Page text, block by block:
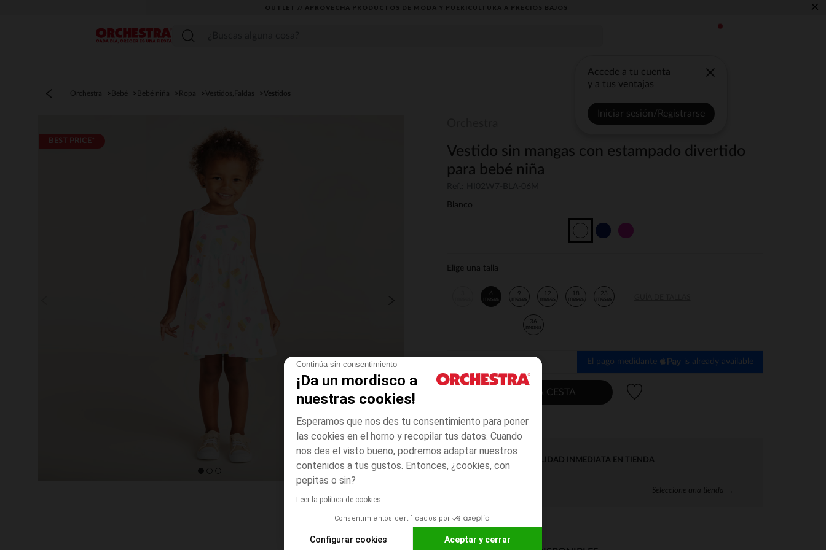
Continúa sin consentimiento
¡Da un mordisco a
nuestras cookies!
Esperamos que nos des tu consentimiento para poner
las cookies en el horno y recopilar tus datos. Cuando
nos des el visto bueno, podremos adaptar nuestros
contenidos a tus gustos. Entonces, ¿cookies, con
pepitas o sin?
Leer la política de cookies
Consentimientos certificados por
Configurar cookies Aceptar y cerrar
OUTLET // APROVECHA PRODUCTOS DE MODA Y PUERICULTURA A PRECIOS BAJOS ×
Menú
Accede a tu cuenta
y a tus ventajas
Iniciar sesión/Registrarse
Orchestra Bebé Bebé niña Ropa Vestidos,Faldas Vestidos
BEST PRICE*
Vestido sin mangas con estampado divertido
para bebé niña
Blanco
Elige una talla
6
meses
9
meses
12
meses
18
meses
23
meses
36
meses
El pago medidante is already available
AÑADIR A LA CESTA
DISPONIBILIDAD INMEDIATA EN TIENDA
Seleccione una tienda →